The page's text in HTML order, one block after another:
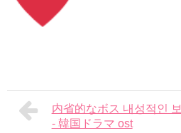
内省的なボス 내성적인
- 韓国ドラマ ost